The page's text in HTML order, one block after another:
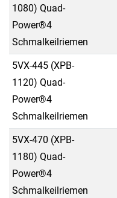
1080) Quad-
Power®4
Schmalkeilriemen
5VX-445 (XPB-
1120) Quad-
Power®4
Schmalkeilriemen
5VX-470 (XPB-
1180) Quad-
Power®4
Schmalkeilriemen